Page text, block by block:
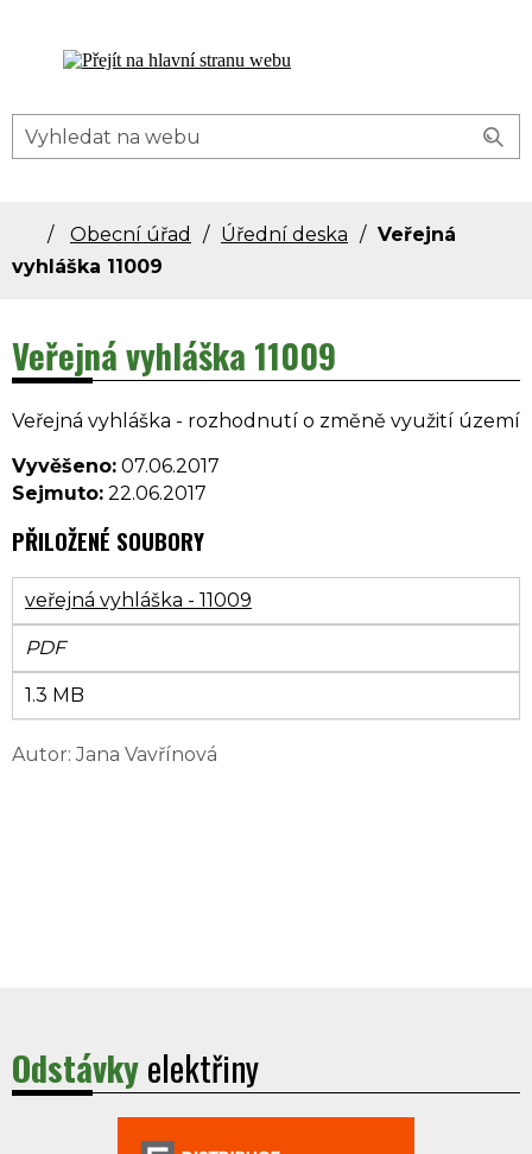
Dolní Bečva - oficiální stránky obce
Obecní úřad Úřední deska
Veřejná
vyhláška 11009
Veřejná vyhláška 11009
Veřejná vyhláška - rozhodnutí o změně využití území
Vyvěšeno: 07.06.2017
Sejmuto: 22.06.2017
PŘILOŽENÉ SOUBORY
veřejná vyhláška - 11009
PDF
1.3 MB
Autor: Jana Vavřínová
Odstávkyelektřiny